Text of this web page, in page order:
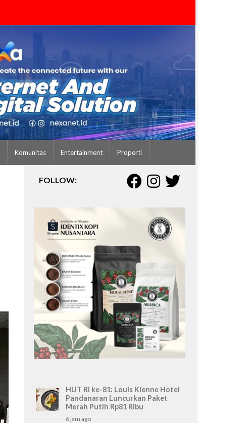
Komunitas Entertainment Properti
FOLLOW:
HUT RI ke-81: Louis Kienne Hotel
Pandanaran Luncurkan Paket
Merah Putih Rp81 Ribu
6 jam ago